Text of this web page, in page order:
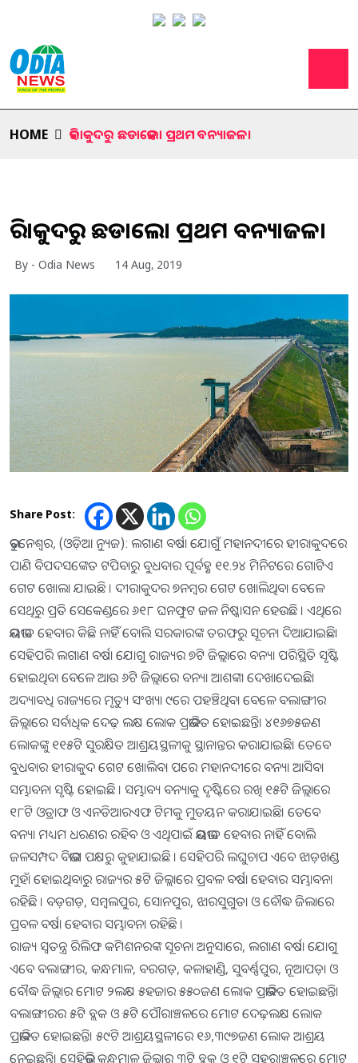
HOME ହିରାକୁଦରୁ ଛଡାହେଲା ପ୍ରଥମ ବନ୍ୟାଜଳ।
ହିରାକୁଦରୁ ଛଡାହେଲା ପ୍ରଥମ ବନ୍ୟାଜଳ।
By - Odia News 14 Aug, 2019
Share Post:
ଭୁବନେଶ୍ୱର, (ଓଡ଼ିଆ ନ୍ୟୁଜ): ଲଗାଣ ବର୍ଷା ଯୋଗୁଁ ମହାନଦୀରେ ହୀରାକୁଦରେ
ପାଣି ବିପଦସଙ୍କେତ ଟପିବାରୁ ବୁଧବାର ପୂର୍ବହ୍ଣ ୧୧.୨୪ ମିନିଟରେ ଗୋଟିଏ
ଗେଟ ଖୋଲା ଯାଇଛି । ଦୀରାକୁଦର ୭ନମ୍ବର ଗେଟ ଖୋଲିଥିବା ବେଳେ
ସେଥିରୁ ପ୍ରତି ସେକେଣ୍ଡରେ ୬୧୮ ଘନଫୁଟ ଜଳ ନିଷ୍କାସନ ହେଉଛି । ଏଥିରେ
ଭୟଭୀତ ହେବାର କିଛି ନାହିଁ ବୋଲି ସରକାରଙ୍କ ତରଫରୁ ସୂଚନା ଦିଆଯାଇଛି।
ସେହିପରି ଲଗାଣ ବର୍ଷା ଯୋଗୁ ରାଜ୍ୟର ୭ଟି ଜିଲ୍ଲାରେ ବନ୍ୟା ପରିସ୍ଥିତି ସୃଷ୍ଟି
ହୋଇଥିବା ବେଳେ ଆଉ ୬ଟି ଜିଲ୍ଲାରେ ବନ୍ୟା ଆଶଙ୍କା ଦେଖାଦେଇଛି।
ଅଦ୍ୟାବଧି ରାଜ୍ୟରେ ମୃତ୍ୟୁ ସଂଖ୍ୟା ୯ରେ ପହଞ୍ଚିଥିବା ବେଳେ ବଲାଙ୍ଗୀର
ଜିଲ୍ଲାରେ ସର୍ବାଧିକ ଦେଢ଼ ଲକ୍ଷ ଲୋକ ପ୍ରଭାବିତ ହୋଇଛନ୍ତି। ୪୧୬୭୫ଜଣ
ଲୋକଙ୍କୁ ୧୧୫ଟି ସୁରକ୍ଷିତ ଆଶ୍ରୟସ୍ଥଳୀକୁ ସ୍ଥାନାନ୍ତର କରାଯାଇଛି। ତେବେ
ବୁଧବାର ହୀରାକୁଦ ଗେଟ ଖୋଲିବା ପରେ ମହାନଦୀରେ ବନ୍ୟା ଆସିବା
ସମ୍ଭାବନା ସୃଷ୍ଟି ହୋଇଛି । ସମ୍ଭାବ୍ୟ ବନ୍ୟାକୁ ଦୃଷ୍ଟିରେ ରଖି ୧୫ଟି ଜିଲ୍ଲାରେ
୧୮ଟି ଓଡ୍ରାଫ ଓ ଏନଡିଆରଏଫ ଟିମକୁ ମୁତୟନ କରାଯାଇଛି। ତେବେ
ବନ୍ୟା ମଧ୍ୟମ ଧରଣର ରହିବ ଓ ଏଥିପାଇଁ ଭୟଭୀତ ହେବାର ନାହିଁ ବୋଲି
ଜଳସମ୍ପଦ ବିଭାଗ ପକ୍ଷରୁ କୁହାଯାଇଛି । ସେହିପରି ଲଘୁଚାପ ଏବେ ଝାଡ଼ଖଣ୍ଡ
ମୁହାଁ ହୋଇଥିବାରୁ ରାଜ୍ୟର ୫ଟି ଜିଲ୍ଲାରେ ପ୍ରବଳ ବର୍ଷା ହେବାର ସମ୍ଭାବନା
ରହିଛି । ବଡ଼ଗଡ଼, ସମ୍ବଲପୁର, ସୋନପୁର, ଝାରସୁଗୁଡା ଓ ବୌଦ୍ଧ ଜିଲାରେ
ପ୍ରବଳ ବର୍ଷା ହେବାର ସମ୍ଭାବନା ରହିଛି ।
ରାଜ୍ୟ ସ୍ୱତନ୍ତ୍ର ରିଲିଫ କମିଶନରଙ୍କ ସୂଚନା ଅନୁସାରେ, ଲଗାଣ ବର୍ଷା ଯୋଗୁ
ଏବେ ବଲାଙ୍ଗୀର, କନ୍ଧମାଳ, ବରଗଡ଼, କଳାହାଣ୍ଡି, ସୁବର୍ଣ୍ଣପୁର, ନୂଆପଡ଼ା ଓ
ବୌଦ୍ଧ ଜିଲ୍ଲାର ମୋଟ ୨ଲକ୍ଷ ୫ହଜାର ୫୫୦ଜଣ ଲୋକ ପ୍ରଭାବିତ ହୋଇଛନ୍ତି।
ବଲାଙ୍ଗୀରର ୫ଟି ବ୍ଲକ ଓ ୫ଟି ପୌରାଞ୍ଚଳରେ ମୋଟ ଦେଢ଼ଲକ୍ଷ ଲୋକ
ପ୍ରଭାବିତ ହୋଇଛନ୍ତି। ୫୯ଟି ଆଶ୍ରୟସ୍ଥଳୀରେ ୧୬,୩୯୭ଜଣ ଲୋକ ଆଶ୍ରୟ
ନେଇଛନ୍ତି। ସେହିଭଳି କନ୍ଧମାଳ ଜିଲ୍ଲାର ୩ଟି ବ୍ଲକ ଓ ୧ଟି ସହରାଞ୍ଚଳରେ ମୋଟ